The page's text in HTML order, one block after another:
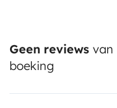
Geen reviews van
boeking